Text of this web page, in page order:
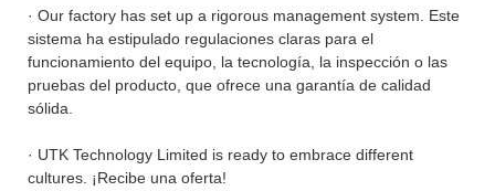
· Our factory has set up a rigorous management system. Este
sistema ha estipulado regulaciones claras para el
funcionamiento del equipo, la tecnología, la inspección o las
pruebas del producto, que ofrece una garantía de calidad
sólida.
· UTK Technology Limited is ready to embrace different
cultures. ¡Recibe una oferta!